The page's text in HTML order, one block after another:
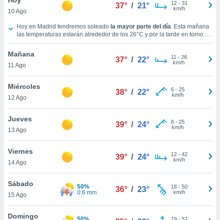
y
nuestra
cookies
aceptar
10 Ago
37° / 21° 12- 31
km/h
Tiempo en Madrid hoy
Hoy en Madrid tendremos soleado la mayor parte del día. Esta mañana
las temperaturas estarán alrededor de los 26°C y por la tarde en torno a
los35°C.Durante la noche, las temperaturas estarán cercanas a los
31°C
12 km/h
Mañana
11 Ago
37° / 22° 11 - 26
km/h
Miércoles
12 Ago
38° / 22° 6- 25
km/h
Jueves
13 Ago
39° / 24° 8- 25
km/h
Viernes
14 Ago
39° / 24° 12- 42
km/h
Sábado
15 Ago
50%
0.6 mm
36° / 23° 18- 50
km/h
Domingo 19- 52